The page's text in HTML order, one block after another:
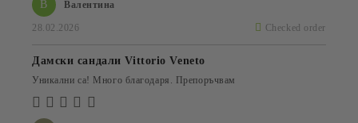
В Валентина
28.02.2026 Checked order
Дамски сандали Vittorio Veneto
Уникални са! Много благодаря. Препоръчвам